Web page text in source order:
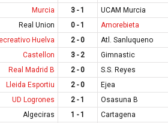
Murcia 3 - 1 UCAM Murcia
Real Union 0 - 1 Amorebieta
Huelva 2 - 0 Atl. Sanluqueno
Castellon 3 - 2 Gimnastic
Real Madrid B 2 - 0 S.S. Reyes
Lleida Esportiu 2 - 0 Ejea
UD Logrones 2 - 1 Osasuna B
Algeciras 1 - 1 Cartagena